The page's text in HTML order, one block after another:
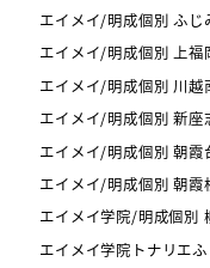
エイメイ/明成個別 ふじ
エイメイ/明成個別 上福
エイメイ/明成個別 川越
エイメイ/明成個別 新座
エイメイ/明成個別 朝霞
エイメイ/明成個別 朝霞
エイメイ学院/明成個別
エイメイ学院トナリエ